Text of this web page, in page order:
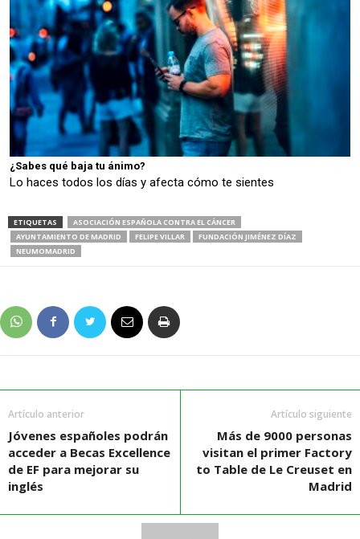
¿Sabes qué baja tu ánimo?
Lo haces todos los días y afecta cómo te sientes
ETIQUETAS
ASOCIACIÓN ESPAÑOLA CONTRA EL CÁNCER
AYUNTAMIENTO DE MADRID
FELIPE VILLAR
FUNDACIÓN JIMÉNEZ DÍAZ
NEUMOMADRID
Artículo anterior
Jóvenes españoles podrán
acceder a Becas Excellence
de EF para mejorar su
inglés
Artículo siguiente
Más de 9000 personas
visitan el primer Factory
to Table de Le Creuset en
Madrid